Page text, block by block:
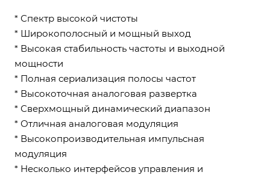
* Спектр высокой чистоты
* Широкополосный и мощный выход
* Высокая стабильность частоты и выходной
мощности
* Полная сериализация полосы частот
* Высокоточная аналоговая развертка
* Сверхмощный динамический диапазон
* Отличная аналоговая модуляция
* Высокопроизводительная импульсная
модуляция
* Несколько интерфейсов управления и